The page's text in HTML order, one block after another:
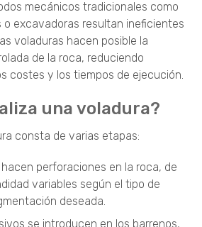
mecánicos tradicionales como
o excavadoras resultan ineficientes
voladuras hacen posible la
de la roca, reduciendo
costes y los tiempos de ejecución.
una voladura?
consta de varias etapas:
perforaciones en la roca, de
variables según el tipo de
deseada.
se introducen en los barrenos,